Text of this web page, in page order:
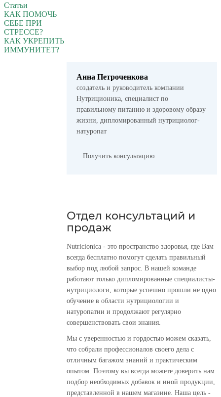
Анна Петроченкова
создатель и руководитель компании
Нутриционика, специалист по
правильному питанию и здоровому образу
жизни, дипломированный нутрициолог-
натуропат
Получить консультацию
Отдел консультаций и
продаж
Nutricionica - это пространство здоровья, где Вам
всегда бесплатно помогут сделать правильный
выбор под любой запрос. В нашей команде
работают только дипломированные специалисты-
нутрициологи, которые успешно прошли не одно
обучение в области нутрициологии и
натуропатии и продолжают регулярно
совершенствовать свои знания.
Мы с уверенностью и гордостью можем сказать,
что собрали профессионалов своего дела с
отличным багажом знаний и практическим
опытом. Поэтому вы всегда можете доверить нам
подбор необходимых добавок и иной продукции,
представленной в нашем магазине. Наша цель -
Статьи
КАК ПОМОЧЬ
СЕБЕ ПРИ
СТРЕССЕ?
КАК УКРЕПИТЬ
ИММУНИТЕТ?